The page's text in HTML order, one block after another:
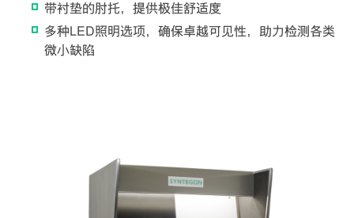
带衬垫的肘托，提供极佳舒适度
多种LED照明选项，确保卓越可见性，助力检测各类
微小缺陷